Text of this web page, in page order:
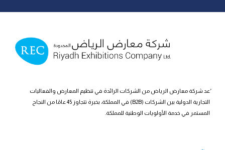
ُعد شركة معارض الرياض من الشركات الرائدة في تنظيم المعارض والفعاليات
التجارية الدولية بين الشركات (B2B) في المملكة، بخبرة تتجاوز 45 عامًا من النجاح
المستمر في خدمة الأولويات الوطنية للمملكة.